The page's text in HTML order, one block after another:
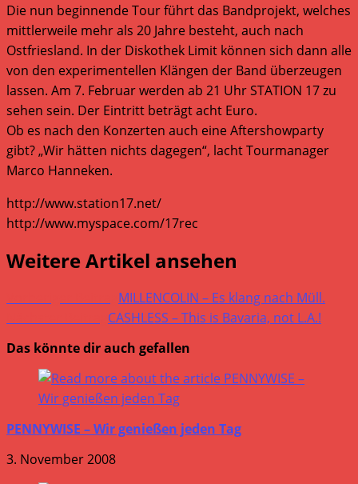
Die nun beginnende Tour führt das Bandprojekt, welches
mittlerweile mehr als 20 Jahre besteht, auch nach
Ostfriesland. In der Diskothek Limit können sich dann alle
von den experimentellen Klängen der Band überzeugen
lassen. Am 7. Februar werden ab 21 Uhr STATION 17 zu
sehen sein. Der Eintritt beträgt acht Euro.
Ob es nach den Konzerten auch eine Aftershowparty
gibt? „Wir hätten nichts dagegen“, lacht Tourmanager
Marco Hanneken.
http://www.station17.net/
http://www.myspace.com/17rec
Weitere Artikel ansehen
MILLENCOLIN – Es klang nach Müll.
CASHLESS – This is Bavaria, not L.A.!
Das könnte dir auch gefallen
PENNYWISE – Wir genießen jeden Tag
3. November 2008